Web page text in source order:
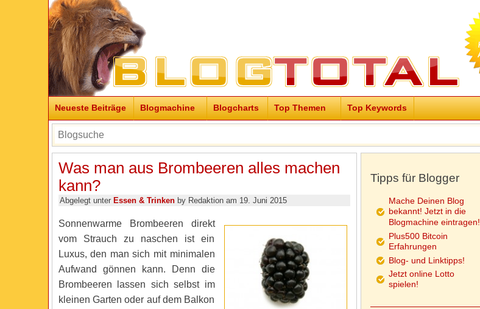
Neueste Beiträge Blogmachine Blogcharts Top Themen Top Keywords
Was man aus Brombeeren alles machen
kann?
Abgelegt unter Essen & Trinkenby Redaktion am 19. Juni 2015
Sonnenwarme Brombeeren direkt
vom Strauch zu naschen ist ein
Luxus, den man sich mit minimalen
Aufwand gönnen kann. Denn die
Brombeeren lassen sich selbst im
kleinen Garten oder auf dem Balkon
Tipps für Blogger
Mache Deinen Blog
bekannt! Jetzt in die
Blogmachine eintragen!
Plus500 Bitcoin
Erfahrungen
Blog- und Linktipps!
Jetzt online Lotto
spielen!